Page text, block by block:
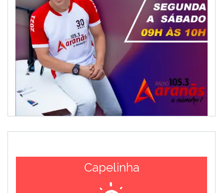
Capelinha